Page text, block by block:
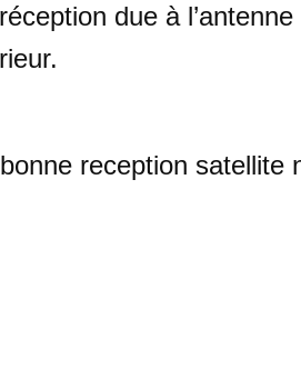
due à
reception satellite